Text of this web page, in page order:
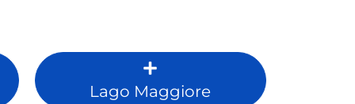
Lago Maggiore